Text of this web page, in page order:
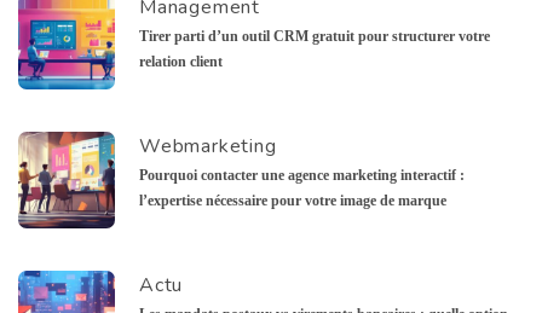
Management
Tirer parti d’un outil CRM gratuit pour structurer votre
relation client
Webmarketing
Pourquoi contacter une agence marketing interactif :
l’expertise nécessaire pour votre image de marque
Actu